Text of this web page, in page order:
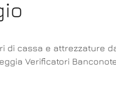
di cassa e attrezzature
Verificatori